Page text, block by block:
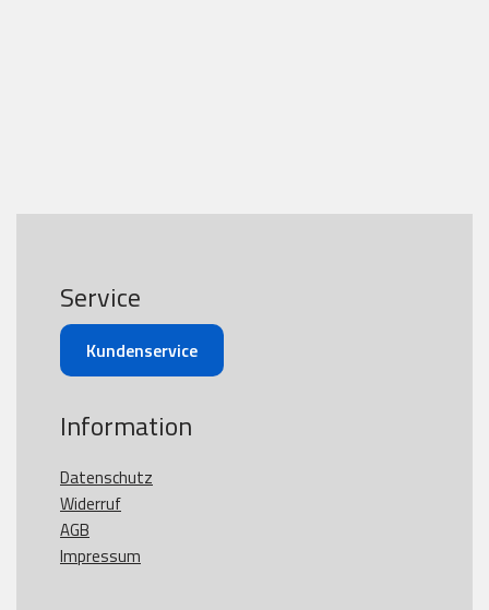
Service
Kundenservice
Information
Datenschutz
Widerruf
AGB
Impressum